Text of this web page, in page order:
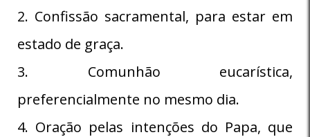
2. Confissão sacramental, para estar em
estado de graça.
3. Comunhão eucarística,
preferencialmente no mesmo dia.
4. Oração pelas intenções do Papa, que